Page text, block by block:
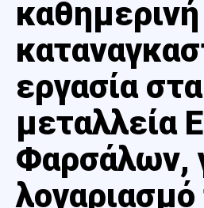
καθημερινή
εργασία στα
μεταλλεία
Φαρσάλων,